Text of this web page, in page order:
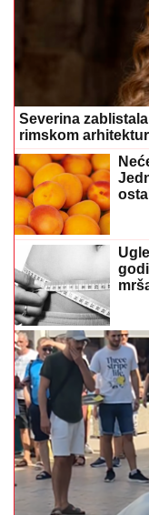
Severina
rimskom